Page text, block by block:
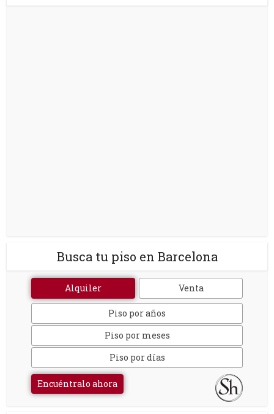
Busca tu piso en Barcelona
Alquiler Venta
Piso por años
Piso por meses
Piso por días
Encuéntralo ahora